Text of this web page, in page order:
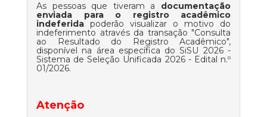
As pessoas que tiveram a documentação
enviada para o registro acadêmico
indeferida poderão visualizar o motivo do
indeferimento através da transação "Consulta
ao Resultado do Registro Acadêmico",
disponível na área específica doSiSU 2026 -
Sistema de Seleção Unificada 2026 - Edital n.º
01/2026.
Atenção